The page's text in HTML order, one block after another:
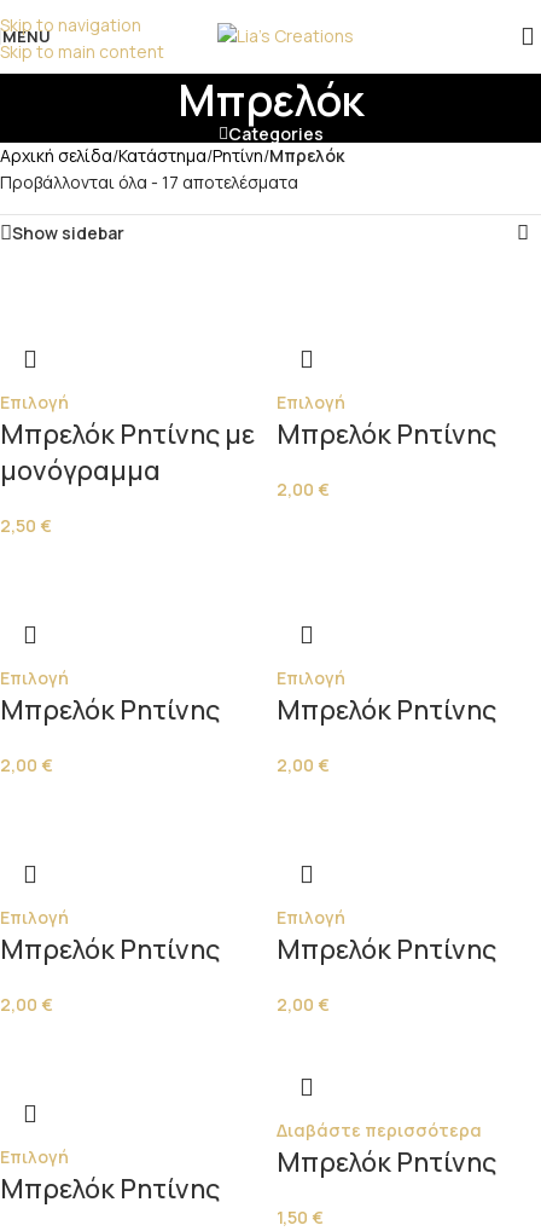
Skip to navigation
Skip to main content
επικοινωνήστε μαζί μας!
MENU
Μπρελόκ
Categories
Αρχική σελίδα/Κατάστημα/Ρητίνη/Μπρελόκ
Προβάλλονται όλα - 17 αποτελέσματα
Show sidebar
Επιλογή
Μπρελόκ Ρητίνης με
μονόγραμμα
2,50 €
Επιλογή
Μπρελόκ Ρητίνης
2,00 €
Επιλογή
Μπρελόκ Ρητίνης
2,00 €
Επιλογή
Μπρελόκ Ρητίνης
2,00 €
Επιλογή
Μπρελόκ Ρητίνης
2,00 €
Επιλογή
Μπρελόκ Ρητίνης
2,00 €
Επιλογή
Μπρελόκ Ρητίνης
Διαβάστε περισσότερα
Μπρελόκ Ρητίνης
1,50 €